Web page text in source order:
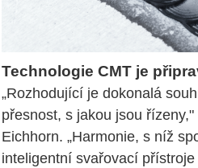
Technologie CMT je
„Rozhodující je dokonalá
přesnost, s jakou jsou
Eichhorn. „Harmonie, s níž
inteligentní svařovací